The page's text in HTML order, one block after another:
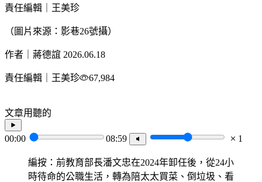
責任編輯｜王美珍
（圖片來源：影巷26號攝）
作者｜蔣德誼 2026.06.18
責任編輯｜王美珍 67,984
文章用聽的
00:00 08:59 1
編按：前教育部長潘文忠在2024年卸任後，從24小
時待命的公職生活，轉為陪太太買菜、倒垃圾、看